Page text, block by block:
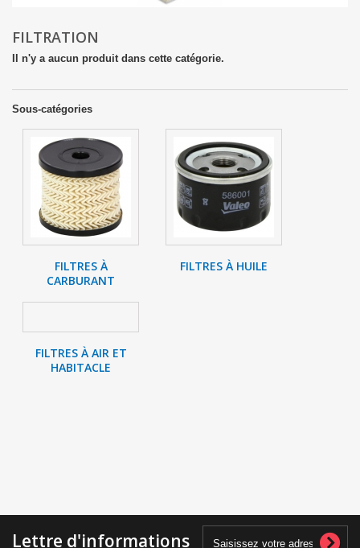
FILTRATION
Il n'y a aucun produit dans cette catégorie.
Sous-catégories
FILTRES À
CARBURANT
FILTRES À HUILE
FILTRES À AIR ET
HABITACLE
Lettre d'informations